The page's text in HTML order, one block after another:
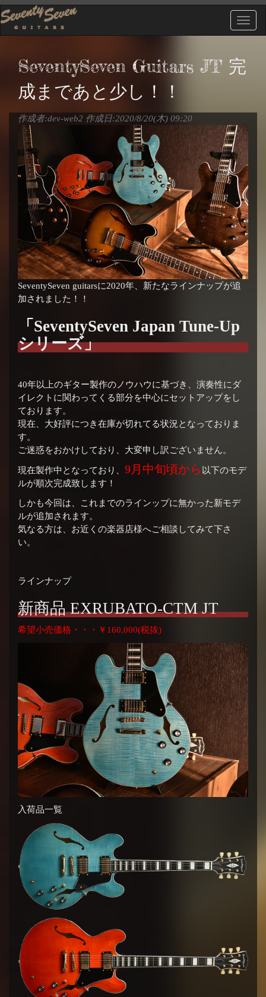
メ
イ
SeventySeven Guitars JT 完
成まであと少し！！
作成者:dev-web2 作成日:2020/8/20(木) 09:20
SeventySeven guitarsに2020年、新たなラインナップが追
加されました！！
「SeventySeven Japan Tune-Up
シリーズ」
40年以上のギター製作のノウハウに基づき、演奏性にダ
イレクトに関わってくる部分を中心にセットアップをし
ております。
現在、大好評につき在庫が切れてる状況となっておりま
す。
ご迷惑をおかけしており、大変申し訳ございません。
現在製作中となっており、 9月中旬頃から 以下のモデ
ルが順次完成致します！
しかも今回は、これまでのラインップに無かった新モデ
ルが追加されます。
気なる方は、お近くの楽器店様へご相談してみて下さ
い。
ラインナップ
新商品 EXRUBATO-CTM JT
希望小売価格・・・￥160,000(税抜)
入荷品一覧